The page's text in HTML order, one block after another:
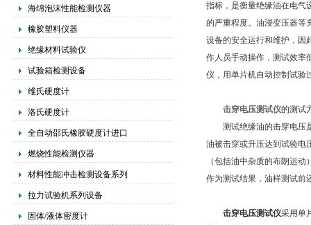
海绵泡沫性能检测仪器
橡胶塑料仪器
绝缘材料试验仪
试验箱检测设备
维氏硬度计
洛氏硬度计
全自动邵氏橡胶硬度计进口
燃烧性能检测仪器
材料性能冲击检测设备系列
拉力试验机系列设备
固体/液体密度计
指标，是衡量绝缘油在电气
的严重程度。油浸变压器等
设备的安全运行和维护，因
作人员手动操作，测试效率
仪，用单片机自动控制试验
击穿电压测试仪的测试
测试绝缘油的击穿电压是
油被击穿或升压达到试验电
（包括油中杂质的布朗运
作为测试结果，油样测试前
击穿电压测试仪采用单